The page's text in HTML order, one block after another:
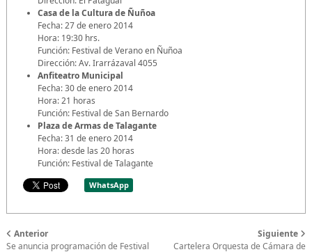
Casa de la Cultura de Ñuñoa
Fecha: 27 de enero 2014
Hora: 19:30 hrs.
Función: Festival de Verano en Ñuñoa
Dirección: Av. Irarrázaval 4055
Anfiteatro Municipal
Fecha: 30 de enero 2014
Hora: 21 horas
Función: Festival de San Bernardo
Plaza de Armas de Talagante
Fecha: 31 de enero 2014
Hora: desde las 20 horas
Función: Festival de Talagante
WhatsApp
Anterior
Se anuncia programación de Festival
Siguiente
Cartelera Orquesta de Cámara de